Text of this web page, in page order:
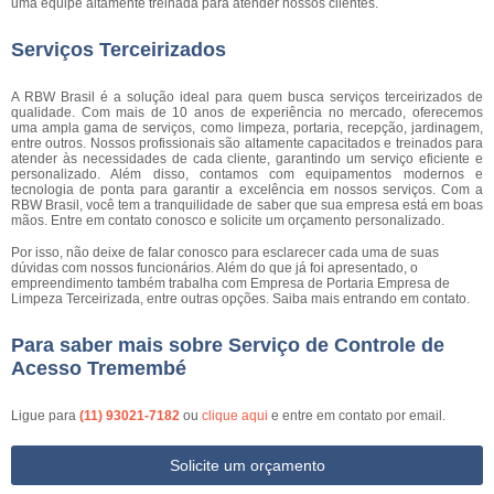
uma equipe altamente treinada para atender nossos clientes.
Serviços Terceirizados
A RBW Brasil é a solução ideal para quem busca serviços terceirizados de
qualidade. Com mais de 10 anos de experiência no mercado, oferecemos
uma ampla gama de serviços, como limpeza, portaria, recepção, jardinagem,
entre outros. Nossos profissionais são altamente capacitados e treinados para
atender às necessidades de cada cliente, garantindo um serviço eficiente e
personalizado. Além disso, contamos com equipamentos modernos e
tecnologia de ponta para garantir a excelência em nossos serviços. Com a
RBW Brasil, você tem a tranquilidade de saber que sua empresa está em boas
mãos. Entre em contato conosco e solicite um orçamento personalizado.
Por isso, não deixe de falar conosco para esclarecer cada uma de suas
dúvidas com nossos funcionários. Além do que já foi apresentado, o
empreendimento também trabalha com Empresa de Portaria Empresa de
Limpeza Terceirizada, entre outras opções. Saiba mais entrando em contato.
Para saber mais sobre Serviço de Controle de
Acesso Tremembé
Ligue para (11) 93021-7182 ou clique aqui e entre em contato por email.
Solicite um orçamento